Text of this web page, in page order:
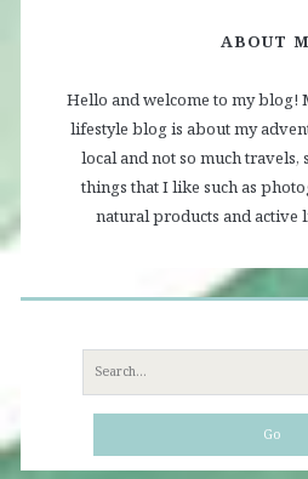
ABOUT
Hello and welcome to my blog!
lifestyle blog is about my
local and not so much travels,
things that I like such as
natural products and active
Search
for: